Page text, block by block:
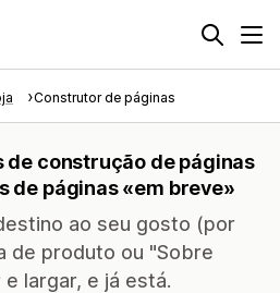
Construtor de páginas
de construção de páginas
de páginas «em breve»
ao seu gosto (por
de produto ou "Sobre
largar, e já está.